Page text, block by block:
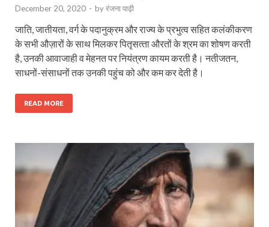
December 20, 2020 - byरंजना पाढ़ी
जाति, जातीयता, वर्ग के पदानुक्रम और राज्‍य के प्रभुत्‍व सहित कलंकीकरण
के सभी औज़ारों के साथ मिलकर पितृसत्‍ता औरतों के श्रम का शोषण करती
है, उनकी आवाजाही व मेहनत पर नियंत्रण कायम करती है। नतीजतन,
साधनों-संसाधनों तक उनकी पहुंच को और कम कर देती है।
READ MORE